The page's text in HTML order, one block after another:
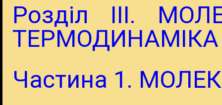
Розділ III.
ТЕРМОДИНАМІКА
Частина 1.